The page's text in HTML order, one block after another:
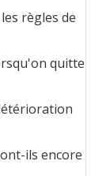
règles de
quitte
ils encore